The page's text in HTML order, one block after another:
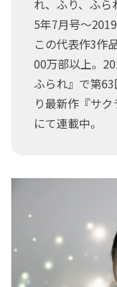
れ、ふり、ふ
5年7月号～
この代表作3作
00万部以上。
ふられ』で第
り最新作『サ
にて連載中。